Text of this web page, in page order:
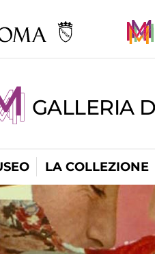
GALLERIA
LA COLLEZIONE